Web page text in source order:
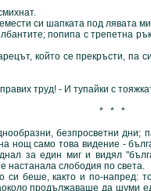
си шапката под лявата
попипа с трепетна
който се прекръсти, па си
труд! - И тупайки с
* * *
безпросветни дни;
нощ само това видение -
за един миг и видял
настанала слободия по света.
беше, както и по-напред:
продължаваше да шуми